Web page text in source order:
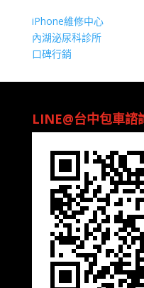
iPhone維修中心
內湖泌尿科診所
口碑行銷
LINE@台中包車諮